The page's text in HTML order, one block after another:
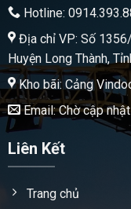
Hotline:
Địa chỉ VP: Số
Huyện Long Thành,
Kho bãi: Cảng
Email: Chờ cập
Liên Kết
Trang chủ